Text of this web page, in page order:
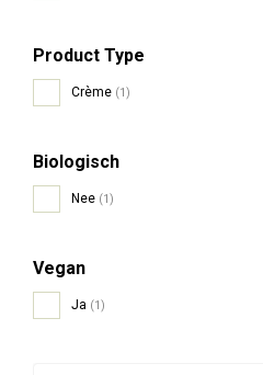
Product Type
Crème (1)
Biologisch
Nee (1)
Vegan
Ja (1)